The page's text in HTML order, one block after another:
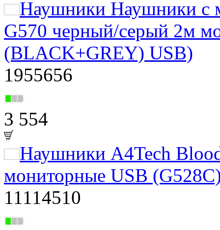
Наушники Наушники с
G570 черный/серый 2м
(BLACK+GREY) USB)
1955656
3 554
Наушники A4Tech
мониторные USB
11114510